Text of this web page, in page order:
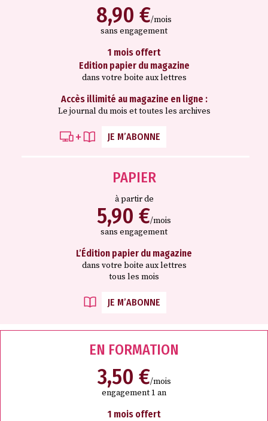
8,90 €/mois
sans engagement
1 mois offert
Edition papier du magazine
dans votre boite aux lettres
Accès illimité au magazine en ligne :
Le journal du mois et toutes les archives
JE M’ABONNE
PAPIER
à partir de
5,90 €/mois
sans engagement
L’Édition papier du magazine
dans votre boite aux lettres
tous les mois
JE M’ABONNE
EN FORMATION
3,50 €/mois
engagement 1 an
1 mois offert